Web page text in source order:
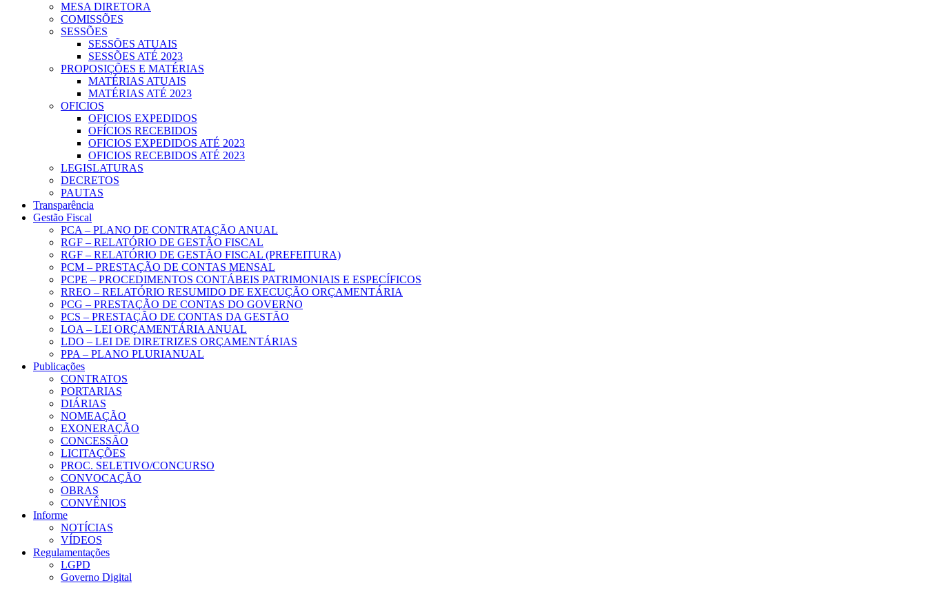
MESA DIRETORA
COMISSÕES
SESSÕES
SESSÕES ATUAIS
SESSÕES ATÉ 2023
PROPOSIÇÕES E MATÉRIAS
MATÉRIAS ATUAIS
MATÉRIAS ATÉ 2023
OFICIOS
OFICIOS EXPEDIDOS
OFÍCIOS RECEBIDOS
OFICIOS EXPEDIDOS ATÉ 2023
OFICIOS RECEBIDOS ATÉ 2023
LEGISLATURAS
DECRETOS
PAUTAS
Transparência
Gestão Fiscal
PCA – PLANO DE CONTRATAÇÃO ANUAL
RGF – RELATÓRIO DE GESTÃO FISCAL
RGF – RELATÓRIO DE GESTÃO FISCAL (PREFEITURA)
PCM – PRESTAÇÃO DE CONTAS MENSAL
PCPE – PROCEDIMENTOS CONTÁBEIS PATRIMONIAIS E ESPECÍFICOS
RREO – RELATÓRIO RESUMIDO DE EXECUÇÃO ORÇAMENTÁRIA
PCG – PRESTAÇÃO DE CONTAS DO GOVERNO
PCS – PRESTAÇÃO DE CONTAS DA GESTÃO
LOA – LEI ORÇAMENTÁRIA ANUAL
LDO – LEI DE DIRETRIZES ORÇAMENTÁRIAS
PPA – PLANO PLURIANUAL
Publicações
CONTRATOS
PORTARIAS
DIÁRIAS
NOMEAÇÃO
EXONERAÇÃO
CONCESSÃO
LICITAÇÕES
PROC. SELETIVO/CONCURSO
CONVOCAÇÃO
OBRAS
CONVÊNIOS
Informe
NOTÍCIAS
VÍDEOS
Regulamentações
LGPD
Governo Digital